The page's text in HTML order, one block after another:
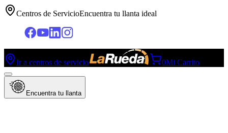
Centros de ServicioEncuentra tu llanta ideal
Ir a centros de servicio 0Mi Carrito
Encuentra tu llanta